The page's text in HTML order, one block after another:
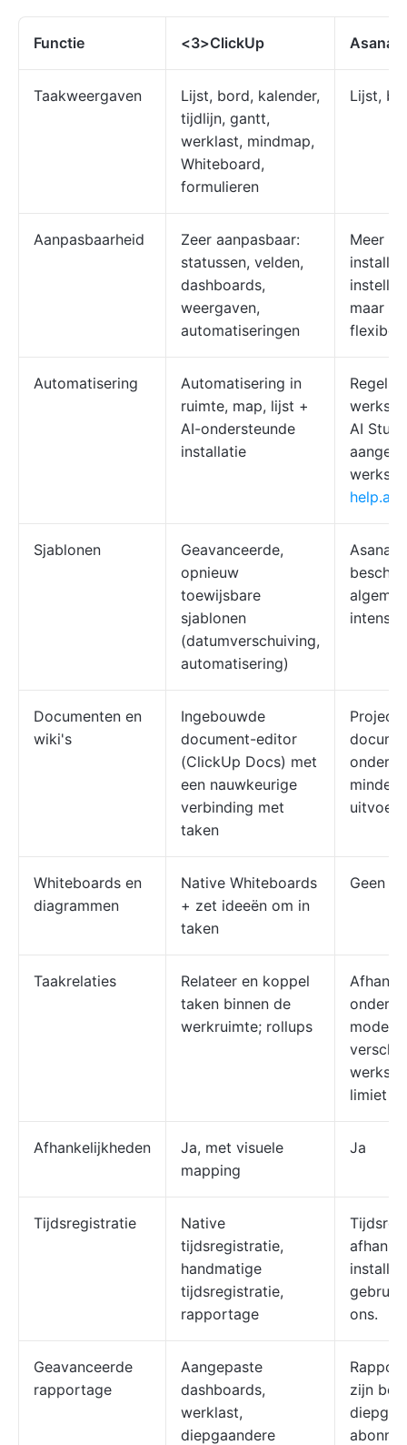
Functie <3>ClickUp Asana
Taakweergaven
Lijst, bord, kalender,
tijdlijn, gantt,
werklast, mindmap,
Whiteboard,
formulieren
Lijst,
Aanpasbaarheid
Zeer aanpasbaar:
statussen, velden,
dashboards,
weergaven,
automatiseringen
Meer
maar
flexibel
Automatisering
Automatisering in
ruimte, map, lijst +
AI-ondersteunde
installatie
Regels
AI
Sjablonen
Geavanceerde,
opnieuw
toewijsbare
sjablonen
(datumverschuiving,
automatisering)
Asana-
Documenten en
wiki's
Ingebouwde
document-editor
(ClickUp Docs) met
een nauwkeurige
verbinding met
taken
minder
Whiteboards en
diagrammen
Native Whiteboards
+ zet ideeën om in
taken
Geen
Taakrelaties
Relateer en koppel
taken binnen de
werkruimte; rollups
limiet
Afhankelijkheden
Ja, met visuele
mapping
Ja
Tijdsregistratie
Native
tijdsregistratie,
handmatige
tijdsregistratie,
rapportage
ons.
Geavanceerde
rapportage
Aangepaste
dashboards,
werklast,
diepgaandere
zijn